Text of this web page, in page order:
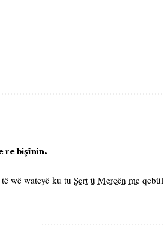
re bişînin.
wê wateyê ku tu Şert û Mercên me qebûl